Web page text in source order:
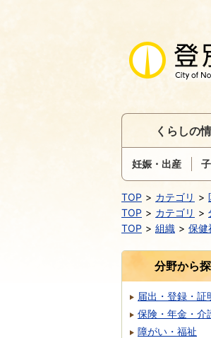
くらしの
妊娠・出産
TOP カテゴリ
TOP
カテゴリ
TOP
組織 保健
分野から
届出・登録・証
保険・年金・介
障がい・福祉